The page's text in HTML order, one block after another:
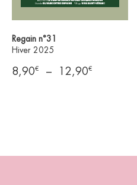
Regain n°31
Hiver 2025
8,90€ – 12,90€